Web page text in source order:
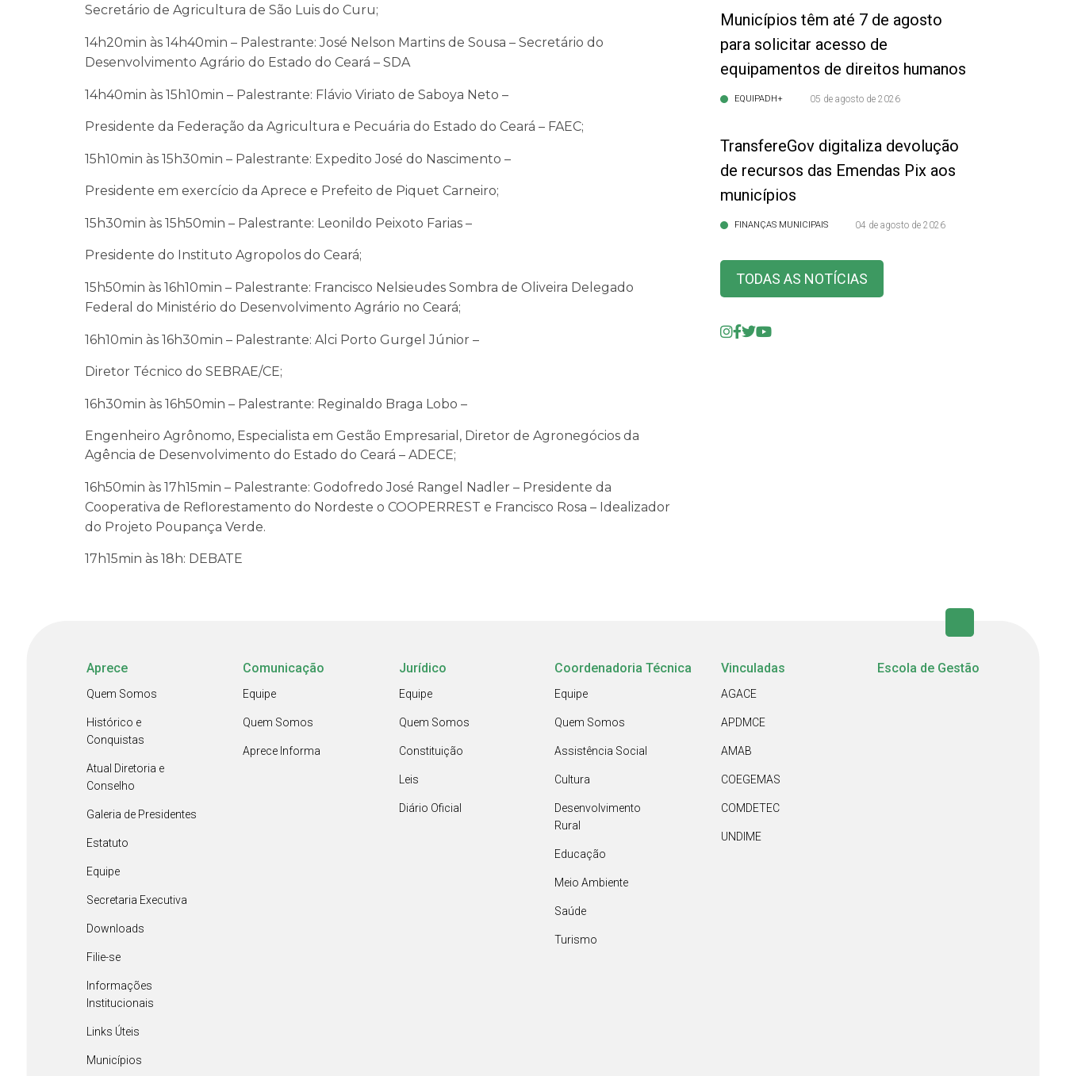
Secretário de Agricultura de São Luis do Curu;
14h20min às 14h40min – Palestrante: José Nelson Martins de Sousa – Secretário do
Desenvolvimento Agrário do Estado do Ceará – SDA
14h40min às 15h10min – Palestrante: Flávio Viriato de Saboya Neto –
Presidente da Federação da Agricultura e Pecuária do Estado do Ceará – FAEC;
15h10min às 15h30min – Palestrante: Expedito José do Nascimento –
Presidente em exercício da Aprece e Prefeito de Piquet Carneiro;
15h30min às 15h50min – Palestrante: Leonildo Peixoto Farias –
Presidente do Instituto Agropolos do Ceará;
15h50min às 16h10min – Palestrante: Francisco Nelsieudes Sombra de Oliveira Delegado
Federal do Ministério do Desenvolvimento Agrário no Ceará;
16h10min às 16h30min – Palestrante: Alci Porto Gurgel Júnior –
Diretor Técnico do SEBRAE/CE;
16h30min às 16h50min – Palestrante: Reginaldo Braga Lobo –
Engenheiro Agrônomo, Especialista em Gestão Empresarial, Diretor de Agronegócios da
Agência de Desenvolvimento do Estado do Ceará – ADECE;
16h50min às 17h15min – Palestrante: Godofredo José Rangel Nadler – Presidente da
Cooperativa de Reflorestamento do Nordeste o COOPERREST e Francisco Rosa – Idealizador
do Projeto Poupança Verde.
17h15min às 18h: DEBATE
Municípios têm até 7 de agosto
para solicitar acesso de
equipamentos de direitos humanos
EQUIPADH+ 05 de agosto de 2026
TransfereGov digitaliza devolução
de recursos das Emendas Pix aos
municípios
FINANÇAS MUNICIPAIS 04 de agosto de 2026
TODAS AS NOTÍCIAS
Aprece
Quem Somos
Histórico e
Conquistas
Atual Diretoria e
Conselho
Galeria de Presidentes
Estatuto
Equipe
Secretaria Executiva
Downloads
Filie-se
Informações
Institucionais
Links Úteis
Municípios
Comunicação
Equipe
Quem Somos
Aprece Informa
Jurídico
Equipe
Quem Somos
Constituição
Leis
Diário Oficial
Coordenadoria Técnica
Equipe
Quem Somos
Assistência Social
Cultura
Desenvolvimento
Rural
Educação
Meio Ambiente
Saúde
Turismo
Vinculadas
AGACE
APDMCE
AMAB
COEGEMAS
COMDETEC
UNDIME
Escola de Gestão